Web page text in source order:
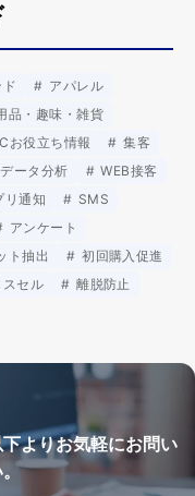
アパレル
品・趣味・雑貨
お役立ち情報
集客
ータ分析
WEB接客
リ通知
SMS
アンケート
ト抽出
初回購入促進
スセル 離脱防止
よりお気軽にお問い